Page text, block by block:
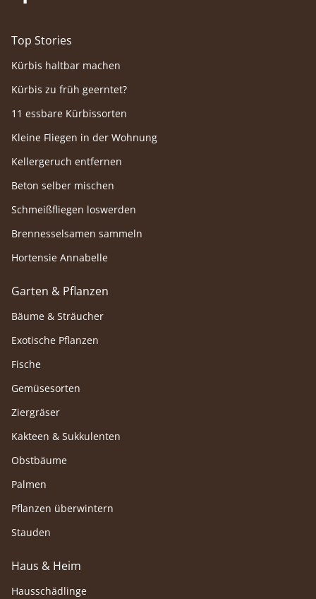
Top Stories
Kürbis haltbar machen
Kürbis zu früh geerntet?
11 essbare Kürbissorten
Kleine Fliegen in der Wohnung
Kellergeruch entfernen
Beton selber mischen
Schmeißfliegen loswerden
Brennesselsamen sammeln
Hortensie Annabelle
Garten & Pflanzen
Bäume & Sträucher
Exotische Pflanzen
Fische
Gemüsesorten
Ziergräser
Kakteen & Sukkulenten
Obstbäume
Palmen
Pflanzen überwintern
Stauden
Haus & Heim
Hausschädlinge